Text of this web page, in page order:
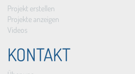
Projekt erstellen
Projekte anzeigen
Videos
KONTAKT